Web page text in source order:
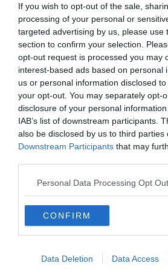
If you wish to opt-out of the sale,
processing of your personal or
targeted advertising by us, please use
section to confirm your selection.
opt-out request is processed you may
interest-based ads based on personal
us or personal information disclosed
your opt-out. You may separately opt-
disclosure of your personal
IAB’s list of downstream participants.
also be disclosed by us to third parties
Downstream Participants that may
Personal Data Processing Opt
CONFIRM
Data Deletion Data Access
Hirdetés